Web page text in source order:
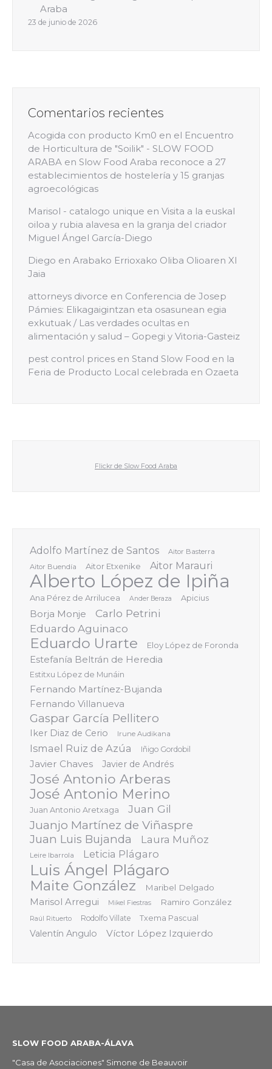
Araba
23 de junio de 2026
Comentarios recientes
Acogida con producto Km0 en el Encuentro
de Horticultura de "Soilik" - SLOW FOOD
ARABA en Slow Food Araba reconoce a 27
establecimientos de hostelería y 15 granjas
agroecológicas
Marisol - catalogo unique en Visita a la euskal
oiloa y rubia alavesa en la granja del criador
Miguel Ángel García-Diego
Diego en Arabako Errioxako Oliba Olioaren XI
Jaia
attorneys divorce en Conferencia de Josep
Pámies: Elikagaigintzan eta osasunean egia
exkutuak / Las verdades ocultas en
alimentación y salud – Gopegi y Vitoria-Gasteiz
pest control prices en Stand Slow Food en la
Feria de Producto Local celebrada en Ozaeta
Flickr de Slow Food Araba
Adolfo Martínez de Santos
Aitor Basterra
Aitor Buendía
Aitor Etxenike Aitor Marauri
Alberto López de Ipiña
Ana Pérez de Arrilucea Ander Beraza Apicius
Borja Monje Carlo Petrini
Eduardo Aguinaco
Eduardo Urarte Eloy López de Foronda
Estefanía Beltrán de Heredia
Estitxu López de Munáin
Fernando Martínez-Bujanda
Fernando Villanueva
Gaspar García Pellitero
Iker Diaz de Cerio Irune Audikana
Ismael Ruiz de Azúa Iñigo Gordobil
Javier Chaves Javier de Andrés
José Antonio Arberas
José Antonio Merino
Juan Antonio Aretxaga Juan Gil
Juanjo Martínez de Viñaspre
Juan Luis Bujanda Laura Muñoz
Leire Ibarrola Leticia Plágaro
Luis Ángel Plágaro
Maite González Maribel Delgado
Marisol Arregui Mikel Fiestras Ramiro González
Raúl Rituerto Rodolfo Villate Txema Pascual
Valentín Angulo Víctor López Izquierdo
SLOW FOOD ARABA-ÁLAVA
"Casa de Asociaciones" Simone de Beauvoir